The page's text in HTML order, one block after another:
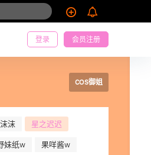
登录 会员注册
COS御姐
沫 星之迟迟
妹纸w 果咩酱w